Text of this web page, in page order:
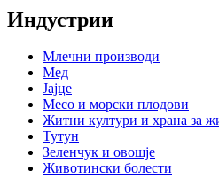
Индустрии
Млечни производи
Мед
Јајце
Месо и морски плодови
Житни култури и храна за
Тутун
Зеленчук и овошје
Животински болести